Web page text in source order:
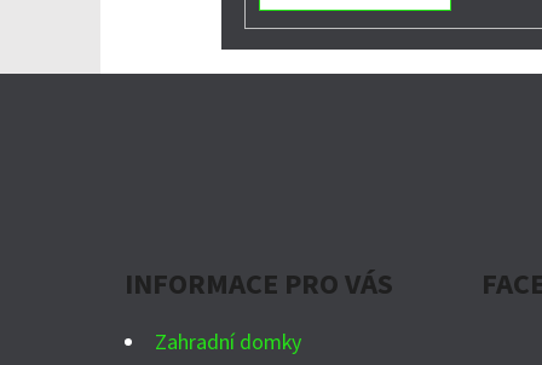
INFORMACE PRO VÁS
Zahradní domky